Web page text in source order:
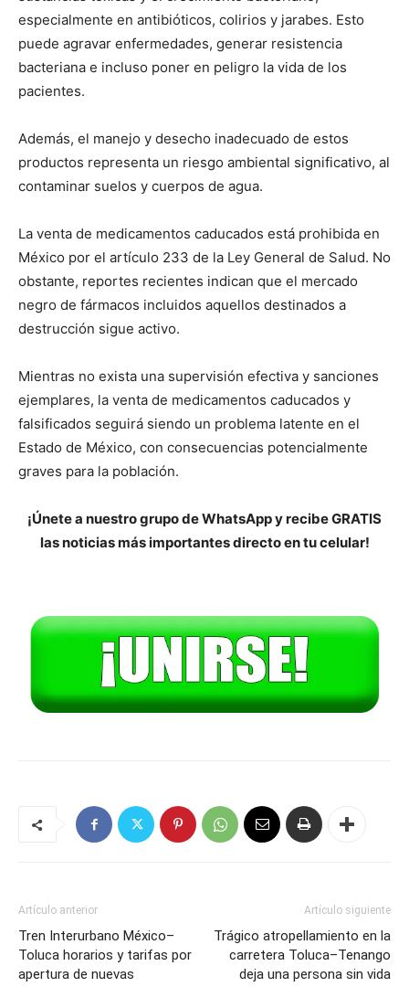
especialmente en antibióticos, colirios y jarabes. Esto
puede agravar enfermedades, generar resistencia
bacteriana e incluso poner en peligro la vida de los
pacientes.
Además, el manejo y desecho inadecuado de estos
productos representa un riesgo ambiental significativo, al
contaminar suelos y cuerpos de agua.
La venta de medicamentos caducados está prohibida en
México por el artículo 233 de la Ley General de Salud. No
obstante, reportes recientes indican que el mercado
negro de fármacos incluidos aquellos destinados a
destrucción sigue activo.
Mientras no exista una supervisión efectiva y sanciones
ejemplares, la venta de medicamentos caducados y
falsificados seguirá siendo un problema latente en el
Estado de México, con consecuencias potencialmente
graves para la población.
¡Únete a nuestro grupo de WhatsApp y recibe GRATIS
las noticias más importantes directo en tu celular!
Artículo anterior
Tren Interurbano México–
Toluca horarios y tarifas por
apertura de nuevas
Artículo siguiente
Trágico atropellamiento en la
carretera Toluca–Tenango
deja una persona sin vida